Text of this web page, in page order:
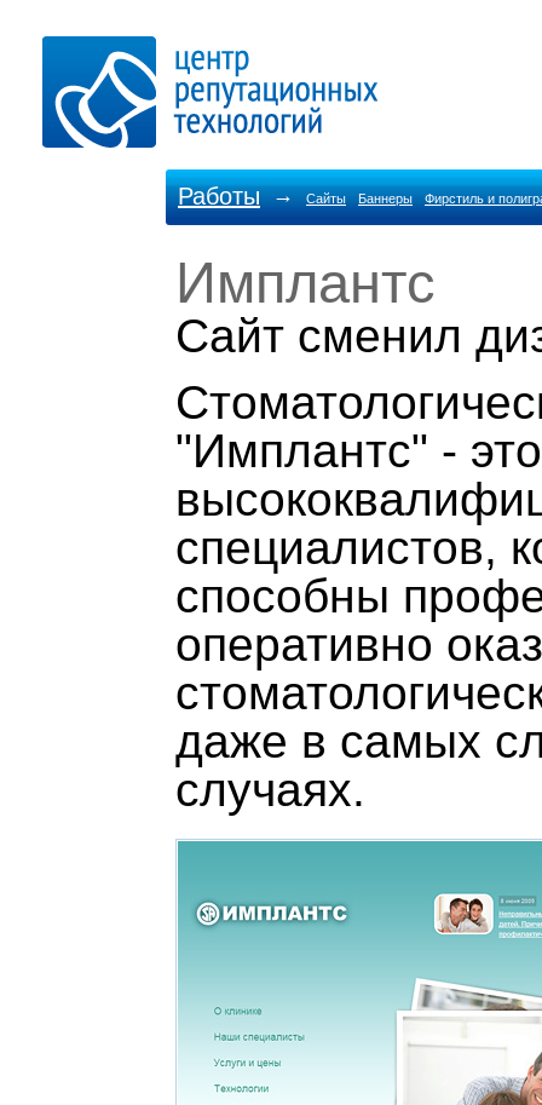
Работы → Сайты Баннеры Фирстиль и
Имплантс
Cайт сменил
"Имплантс" -
специалистов,
способны
оперативно
даже в самых
случаях.